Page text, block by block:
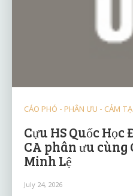
CÁO PHÓ - PHÂN ƯU - CẢM TẠ
Cựu HS Quốc
CA phân ưu cùng
Minh Lệ
July 24, 2026